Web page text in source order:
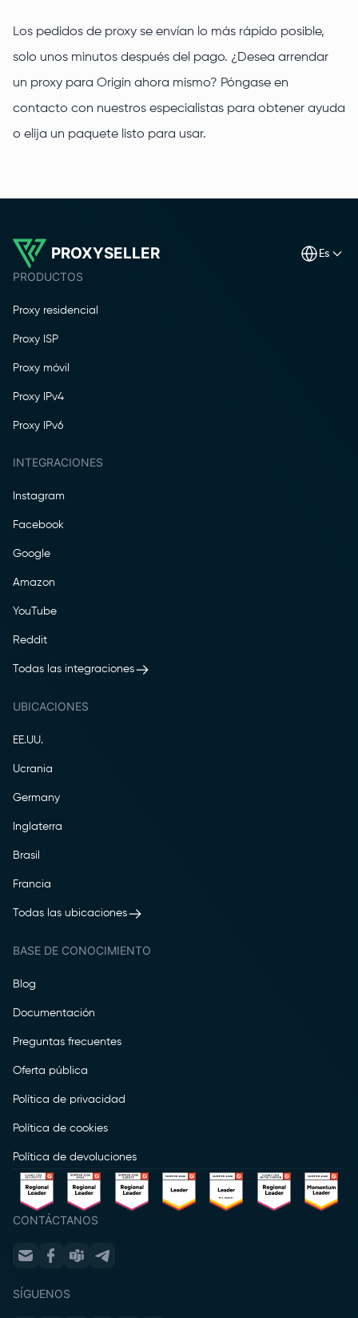
Los pedidos de proxy se envían lo más rápido posible,
solo unos minutos después del pago. ¿Desea arrendar
un proxy para Origin ahora mismo? Póngase en
contacto con nuestros especialistas para obtener ayuda
o elija un paquete listo para usar.
PROXYSELLER es
PRODUCTOS
Proxy residencial
Proxy ISP
Proxy móvil
Proxy IPv4
Proxy IPv6
INTEGRACIONES
Instagram
Facebook
Google
Amazon
YouTube
Reddit
Todas las integraciones
UBICACIONES
EE.UU.
Ucrania
Germany
Inglaterra
Brasil
Francia
Todas las ubicaciones
BASE DE CONOCIMIENTO
Blog
Documentación
Preguntas frecuentes
Oferta pública
Política de privacidad
Política de cookies
Política de devoluciones
CONTÁCTANOS
SÍGUENOS